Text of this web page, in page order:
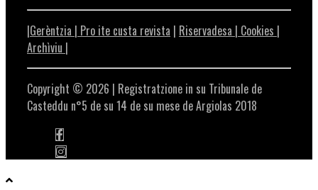
|Gerèntzia | Pro ite custa revista | Riservadesa | Cookies |
Archìviu |
Copyright © 2026 | Registratzione in su Tribunale de
Casteddu n°5 de su 14 de su mese de Argiolas 2018